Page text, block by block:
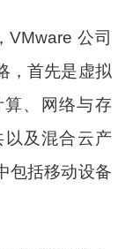
VMware 公司
，首先是虚拟
、网络与存
及混合云产
包括移动设备